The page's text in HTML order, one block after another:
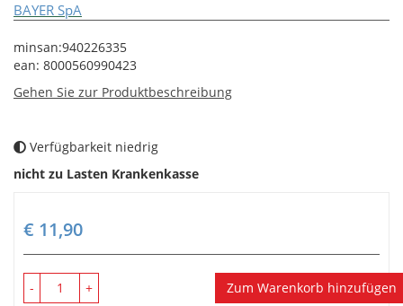
BAYER SpA
minsan:940226335
ean: 8000560990423
Gehen Sie zur Produktbeschreibung
Verfügbarkeit niedrig
nicht zu Lasten Krankenkasse
€ 11,90
- + Zum Warenkorb hinzufügen